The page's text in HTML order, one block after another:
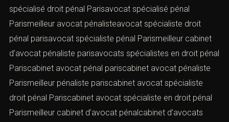
spécialisé droit pénal Parisavocat spécialisé pénal
Parismeilleur avocat pénalisteavocat spécialiste droit
pénal parisavocat spécialiste pénal Parismeilleur cabinet
d’avocat pénaliste parisavocats spécialistes en droit pénal
Pariscabinet avocat pénal pariscabinet avocat pénaliste
Parismeilleur pénaliste pariscabinet avocat spécialiste
droit pénal Pariscabinet avocat spécialiste en droit pénal
Parismeilleur cabinet d’avocat pénalcabinet d’avocats